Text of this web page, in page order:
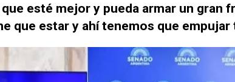
esté mejor y pueda armar un gran
que estar y ahí tenemos que empujar